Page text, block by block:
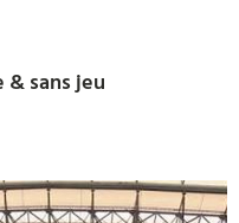
& sans jeu